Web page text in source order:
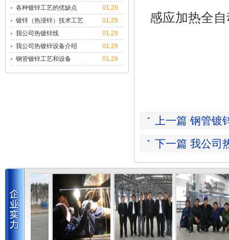
01.29
各种镀锌工艺的优缺点
01.29
镀锌（热浸锌）技术工艺
简介
01.29
我公司热镀锌线
01.29
我公司热镀锌设备介绍
01.29
钢管镀锌工艺和设备
感应加热全
上一篇 钢管镀
下一篇 我公司